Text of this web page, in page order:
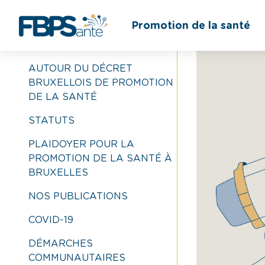
Promotion de la santé
BIBLIOTHÈQUE
AUTOUR DU DÉCRET
BRUXELLOIS DE PROMOTION
DE LA SANTÉ
STATUTS
PLAIDOYER POUR LA
PROMOTION DE LA SANTÉ À
BRUXELLES
NOS PUBLICATIONS
COVID-19
DÉMARCHES
COMMUNAUTAIRES